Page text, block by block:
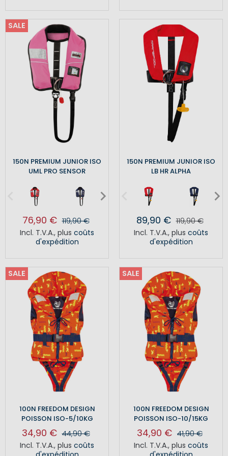
SALE
150N PREMIUM JUNIOR ISO
UML PRO SENSOR
76,90 € 119,90 €
Incl. T.V.A., plus coûts
d'expédition
150N PREMIUM JUNIOR ISO
LB HR ALPHA
89,90 € 119,90 €
Incl. T.V.A., plus coûts
d'expédition
SALE
100N FREEDOM DESIGN
POISSON ISO-5/10KG
34,90 € 44,90 €
Incl. T.V.A., plus coûts
SALE
100N FREEDOM DESIGN
POISSON ISO-10/15KG
34,90 € 41,90 €
Incl. T.V.A., plus coûts